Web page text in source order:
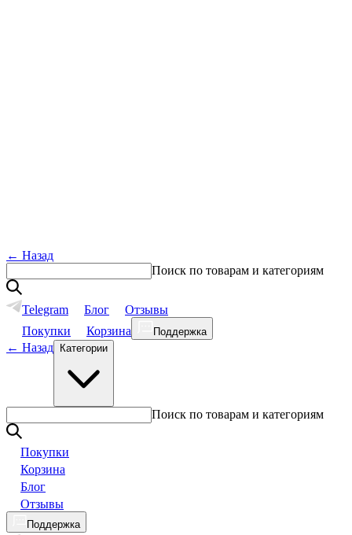
← Назад
Поиск по товарам и категориям
Telegram Блог
Отзывы
Покупки
Корзина Поддержка
← Назад Категории
Поиск по товарам и категориям
Покупки
Корзина
Блог
Отзывы
Поддержка